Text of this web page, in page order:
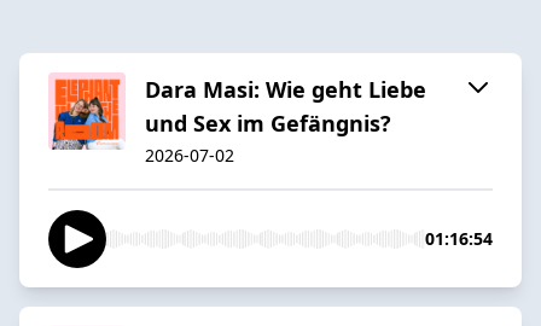
Dara Masi: Wie geht Liebe
und Sex im Gefängnis?
2026-07-02
01:16:54